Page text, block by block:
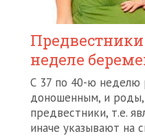
неделе
С 37 по 40-ю неделю
доношенным, и
предвестники, т.е.
иначе указывают на